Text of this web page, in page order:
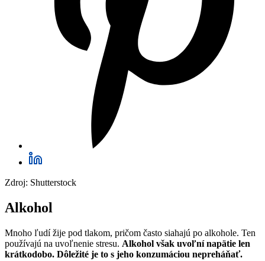
Zdroj: Shutterstock
Alkohol
Mnoho ľudí žije pod tlakom, pričom často siahajú po alkohole. Ten
používajú na uvoľnenie stresu. Alkohol však uvoľní napätie len
krátkodobo. Dôležité je to s jeho konzumáciou nepreháňať.